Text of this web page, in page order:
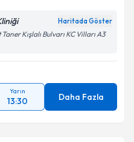
Haritada Göster
Kışlalı Bulvarı KC Vilları A3
Yarın
13:30 Daha Fazla